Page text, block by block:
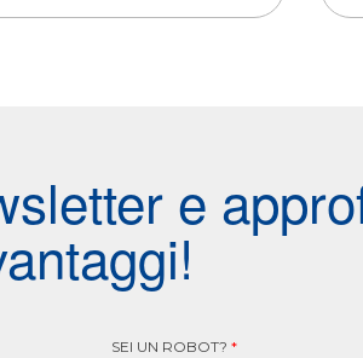
e
SEI UN ROBOT? *